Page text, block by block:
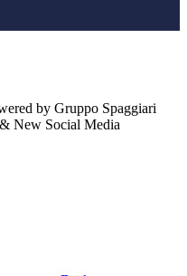
by Gruppo Spaggiari
New Social Media